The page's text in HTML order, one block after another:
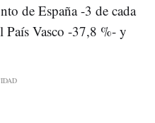
de España -3 de cada
País Vasco -37,8 %- y